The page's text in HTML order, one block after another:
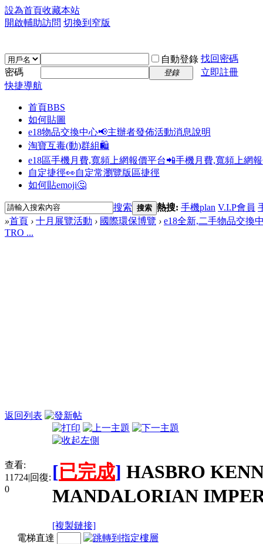
設為首頁收藏本站
開啟輔助訪問 切換到窄版
自動登錄 找回密碼
密碼
登錄
立即註冊
快捷導航
首頁BBS
如何貼圖
e18物品交換中心📢主辦者發佈活動消息說明
淘寶互毒(動)群組🛍️
e18區手機月費,寬頻上網報價平台📲手機月費,寬頻上網
自定捷徑👀自定常瀏覽版區捷徑
如何貼emoji🤔
搜索 搜索 熱搜: 手機plan V.I.P會員
»首頁 › 十月展覽活動 › 國際環保博覽 › e18全新,二手物品交換
TRO ...
返回列表
查看:
11724|回復:
0
[已完成] HASBRO
MANDALORIAN
[複製鏈接]
電梯直達